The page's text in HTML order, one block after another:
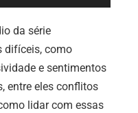
da série
difíceis, como
e sentimentos
entre eles conflitos
lidar com essas